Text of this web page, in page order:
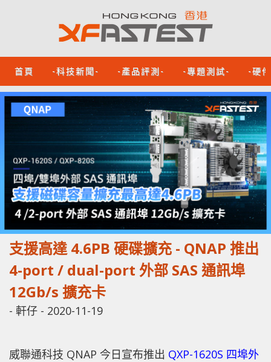
首頁 -科技新聞- -產品評測- -專題測試- -硬
支援高達 4.6PB 硬碟擴充 - QNAP 推出
4-port / dual-port 外部 SAS 通訊埠
12Gb/s 擴充卡
- 軒仔 - 2020-11-19
威聯通科技 QNAP 今日宣布推出 QXP-1620S 四埠外